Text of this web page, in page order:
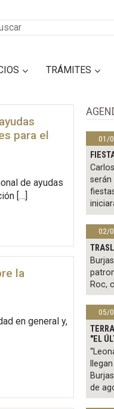
TRÁMITES
para el
de ayudas
[…]
la
en general y,
01/
serán
02/
Roc,
05/
"EL
de